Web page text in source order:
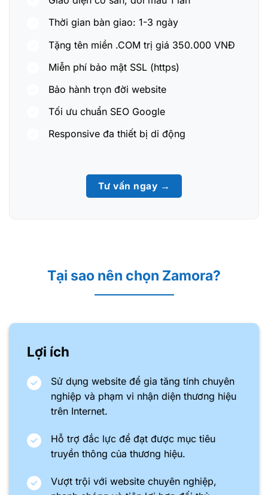
Thời gian bàn giao: 1-3 ngày
Tặng tên miền .COM trị giá 350.000 VNĐ
Miễn phí bảo mật SSL (https)
Bảo hành trọn đời website
Tối ưu chuẩn SEO Google
Responsive đa thiết bị di động
Tư vấn ngay →
Tại sao nên chọn Zamora?
Lợi ích
Sử dụng website để gia tăng tính chuyên
nghiệp và phạm vi nhận diện thương hiệu
trên Internet.
Hỗ trợ đắc lực để đạt được mục tiêu
truyền thông của thương hiệu.
Vượt trội với website chuyên nghiệp,